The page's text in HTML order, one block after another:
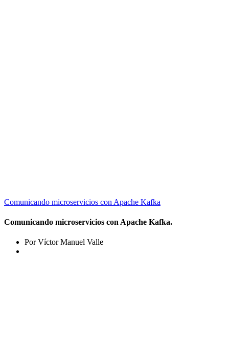
Comunicando microservicios con Apache Kafka
Comunicando microservicios con Apache Kafka.
Por Víctor Manuel Valle